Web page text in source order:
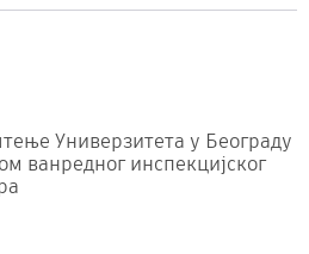
Универзитета у Београду
ванредног инспекцијског